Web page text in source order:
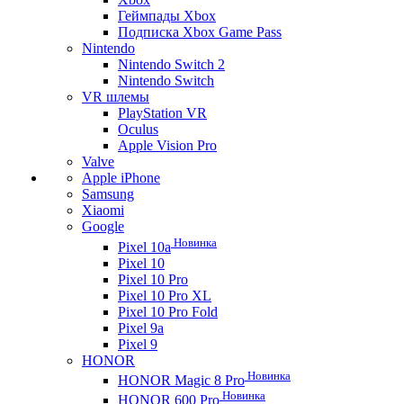
Геймпады Xbox
Подписка Xbox Game Pass
Nintendo
Nintendo Switch 2
Nintendo Switch
VR шлемы
PlayStation VR
Oculus
Apple Vision Pro
Valve
Apple iPhone
Samsung
Xiaomi
Google
Pixel 10a Новинка
Pixel 10
Pixel 10 Pro
Pixel 10 Pro XL
Pixel 10 Pro Fold
Pixel 9a
Pixel 9
HONOR
HONOR Magic 8 Pro Новинка
HONOR 600 Pro Новинка